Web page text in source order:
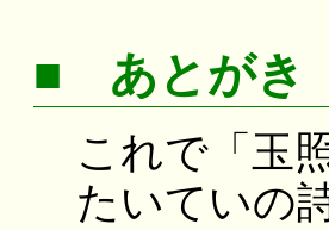
■ あとがき
これで「玉
たいていの